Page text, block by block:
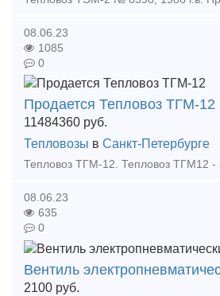
08.06.23
1085
0
Продается Тепловоз ТГМ-12
11484360 руб.
Тепловозы в Санкт-Петербурге
08.06.23
635
0
Вентиль
2100 руб.